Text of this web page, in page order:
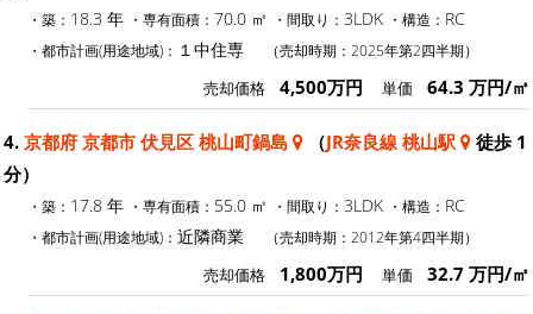
・築： 18.3 年 ・専有面積： 70.0 ㎡ ・間取り： 3LDK ・構造： RC
・都市計画(用途地域)： １中住専 （売却時期：2025年第2四半期）
売却価格 4,500万円 単価 64.3 万円/㎡
4. 京都府 京都市 伏見区 桃山町鍋島 （JR奈良線 桃山駅
徒歩 1
分）
・築： 17.8 年 ・専有面積： 55.0 ㎡ ・間取り： 3LDK ・構造： RC
・都市計画(用途地域)： 近隣商業 （売却時期：2012年第4四半期）
売却価格 1,800万円 単価 32.7 万円/㎡